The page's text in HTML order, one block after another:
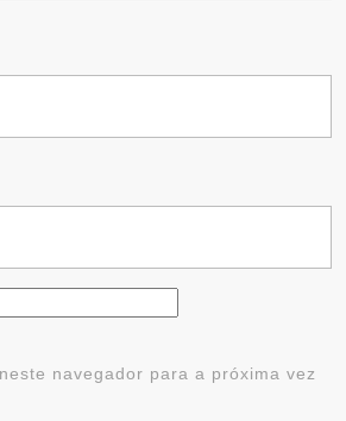
navegador para a próxima vez